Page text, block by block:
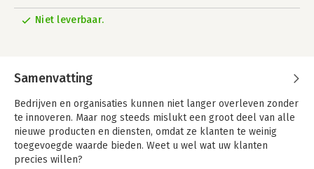
Niet leverbaar.
Samenvatting
Bedrijven en organisaties kunnen niet langer overleven zonder
te innoveren. Maar nog steeds mislukt een groot deel van alle
nieuwe producten en diensten, omdat ze klanten te weinig
toegevoegde waarde bieden. Weet u wel wat uw klanten
precies willen?